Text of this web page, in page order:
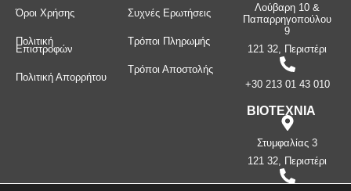
Όροι Χρήσης
Πολιτική
Επιστροφών
Πολιτική Απορρήτου
Συχνές Ερωτήσεις
Τρόποι Πληρωμής
Τρόποι Αποστολής
Λούβαρη 10 &
Παπαρρηγοπούλου
9
121 32, Περιστέρι
+30 213 01 43 010
ΒΙΟΤΕΧΝΙΑ
Στυμφαλίας 3
121 32, Περιστέρι